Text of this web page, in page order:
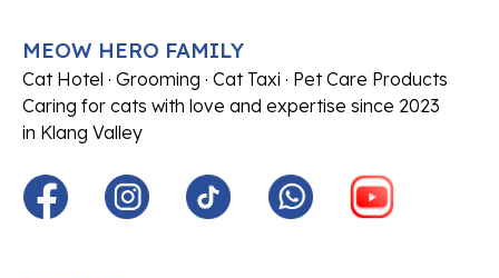
MEOW HERO FAMILY
Cat Hotel · Grooming · Cat Taxi · Pet Care Products
Caring for cats with love and expertise since 2023
in Klang Valley